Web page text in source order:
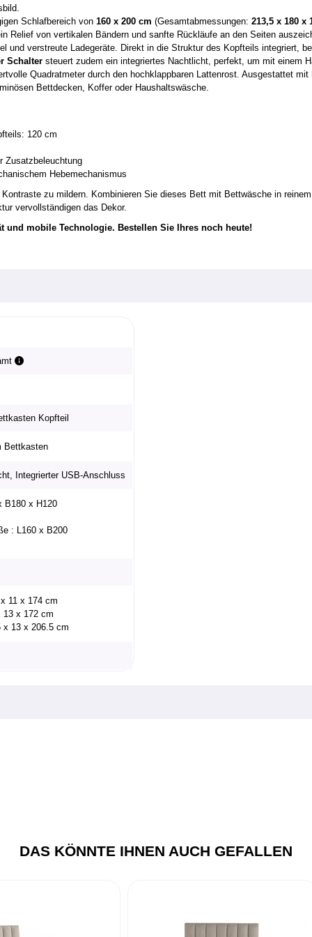
Schlafbereich von 160 x 200 cm (Gesamtabmessungen: 213,5 x 180 x
Relief von vertikalen Bändern und sanfte Rückläufe an den Seiten
und verstreute Ladegeräte. Direkt in die Struktur des Kopfteils integriert,
Schalter steuert zudem ein integriertes Nachtlicht, perfekt, um mit einem
Quadratmeter durch den hochklappbaren Lattenrost. Ausgestattet
Bettdecken, Koffer oder Haushaltswäsche.
120 cm
Zusatzbeleuchtung
Hebemechanismus
zu mildern. Kombinieren Sie dieses Bett mit Bettwäsche in
vervollständigen das Dekor.
mobile Technologie. Bestellen Sie Ihres noch heute!
Kopfteil
Bettkasten
Integrierter USB-Anschluss
B180 x H120
: L160 x B200
11 x 174 cm
13 x 172 cm
x 13 x 206.5 cm
DAS KÖNNTE IHNEN AUCH GEFALLEN